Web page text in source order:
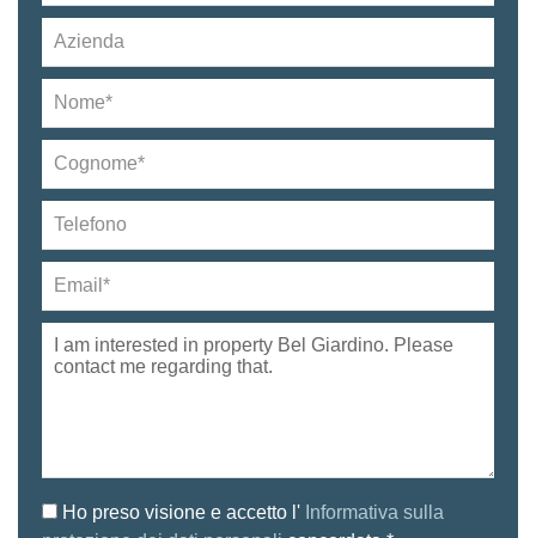
Ho preso visione e accetto l' Informativa sulla